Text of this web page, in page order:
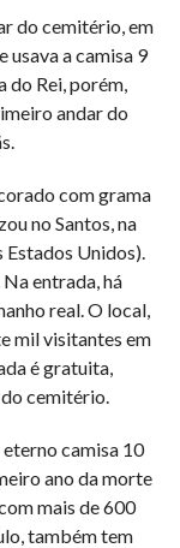
do cemitério, em
usava a camisa 9
Rei, porém,
andar do
com grama
no Santos, na
Estados Unidos).
entrada, há
real. O local,
mil visitantes em
é gratuita,
cemitério.
camisa 10
ano da morte
mais de 600
também tem